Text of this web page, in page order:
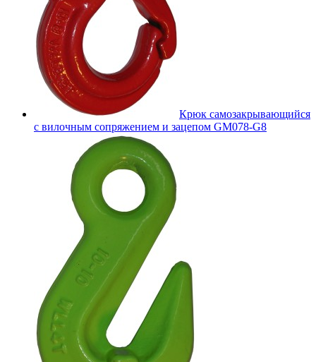
Крюк самозакрывающийся
с вилочным сопряжением и зацепом GM078-G8